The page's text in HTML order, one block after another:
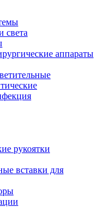
света
аппараты
рукоятки
вставки для